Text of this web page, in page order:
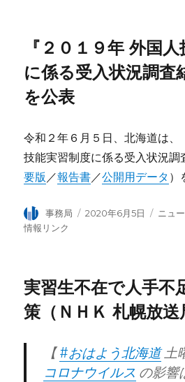
『２０１９年 外国
に係る受入状況調査
を公表
令和２年６月５日、北海道は、
技能実習制度に係る受入状況調
要版 ／報告書 ／公開用データ ）
投
稿
事務局
投
2020年6月5日
カ
ニュ
情報リンク
実習生不在で人手不
策（ＮＨＫ 札幌放送
【#おはよう北海道土
コロナウイルス の影響